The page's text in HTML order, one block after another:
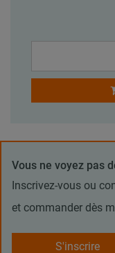
Vous ne voyez pas
Inscrivez-vous ou
et commander dès
S'inscrire